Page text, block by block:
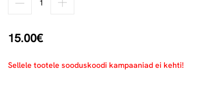
15.00€
Sellele tootele sooduskoodi kampaaniad ei kehti!